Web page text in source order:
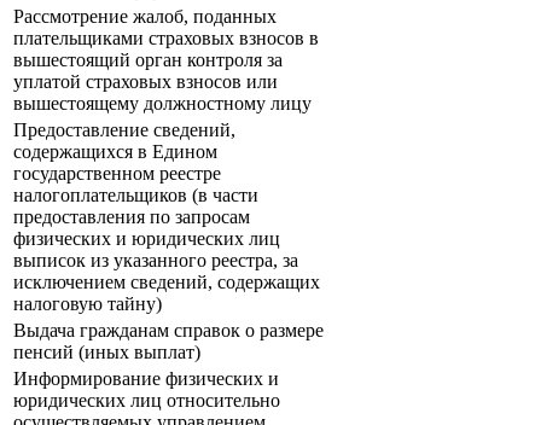
Рассмотрение жалоб, поданных
плательщиками страховых взносов в
вышестоящий орган контроля за
уплатой страховых взносов или
вышестоящему должностному лицу
Предоставление сведений,
содержащихся в Едином
государственном реестре
налогоплательщиков (в части
предоставления по запросам
физических и юридических лиц
выписок из указанного реестра, за
исключением сведений, содержащих
налоговую тайну)
Выдача гражданам справок о размере
пенсий (иных выплат)
Информирование физических и
юридических лиц относительно